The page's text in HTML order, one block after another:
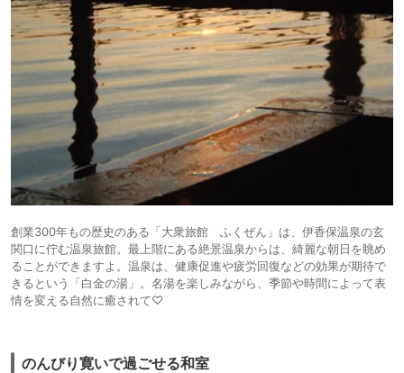
創業300年もの歴史のある「大衆旅館 ふくぜん」は、伊香保温泉の玄
関口に佇む温泉旅館。最上階にある絶景温泉からは、綺麗な朝日を眺め
ることができますよ。温泉は、健康促進や疲労回復などの効果が期待で
きるという「白金の湯」。名湯を楽しみながら、季節や時間によって表
情を変える自然に癒されて♡
のんびり寛いで過ごせる和室